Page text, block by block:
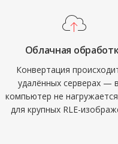
Облачная
Конвертация
удалённых серверах —
компьютер не
для крупных RLE-